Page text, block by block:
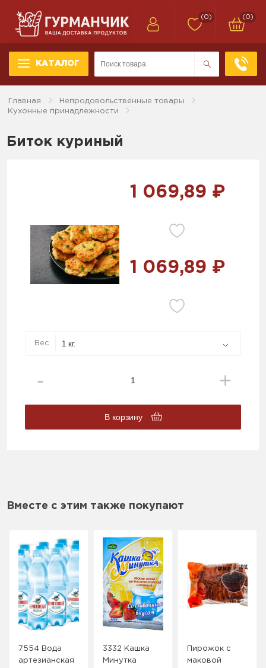
КАТАЛОГ
(0) (0)
Главная
Непродовольственные товары
Кухонные принадлежности
Биток куриный
1 069,89 ₽
1 069,89 ₽
Вес
В корзину
Вместе с этим также покупают
7554 Вода
артезианская
3332 Кашка
Минутка
Пирожок с
маковой